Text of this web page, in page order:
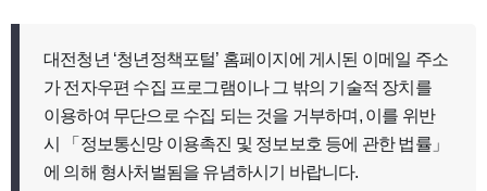
대전청년 ‘청년정책포털’ 홈페이지에 게시된 이메일 주소
가 전자우편 수집 프로그램이나 그 밖의 기술적 장치를
이용하여 무단으로 수집 되는 것을 거부하며, 이를 위반
시 「정보통신망 이용촉진 및 정보보호 등에 관한 법률」
에 의해 형사처벌됨을 유념하시기 바랍니다.